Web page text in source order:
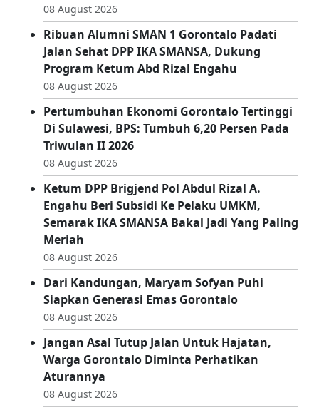
08 August 2026
Ribuan Alumni SMAN 1 Gorontalo Padati
Jalan Sehat DPP IKA SMANSA, Dukung
Program Ketum Abd Rizal Engahu
08 August 2026
Pertumbuhan Ekonomi Gorontalo Tertinggi
Di Sulawesi, BPS: Tumbuh 6,20 Persen Pada
Triwulan II 2026
08 August 2026
Ketum DPP Brigjend Pol Abdul Rizal A.
Engahu Beri Subsidi Ke Pelaku UMKM,
Semarak IKA SMANSA Bakal Jadi Yang Paling
Meriah
08 August 2026
Dari Kandungan, Maryam Sofyan Puhi
Siapkan Generasi Emas Gorontalo
08 August 2026
Jangan Asal Tutup Jalan Untuk Hajatan,
Warga Gorontalo Diminta Perhatikan
Aturannya
08 August 2026